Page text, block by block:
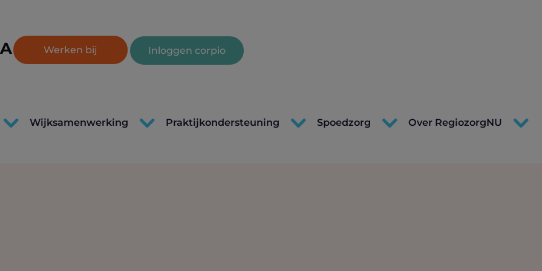
Lettertype
grootte
ALettertype
grootte
Werken bij Inloggen corpio
Wijksamenwerking Praktijkondersteuning Spoedzorg Over RegiozorgNU